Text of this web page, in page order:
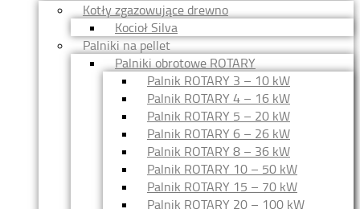
Kotły zgazowujące drewno
Kocioł Silva
Palniki na pellet
Palniki obrotowe ROTARY
Palnik ROTARY 3 – 10 kW
Palnik ROTARY 4 – 16 kW
Palnik ROTARY 5 – 20 kW
Palnik ROTARY 6 – 26 kW
Palnik ROTARY 8 – 36 kW
Palnik ROTARY 10 – 50 kW
Palnik ROTARY 15 – 70 kW
Palnik ROTARY 20 – 100 kW